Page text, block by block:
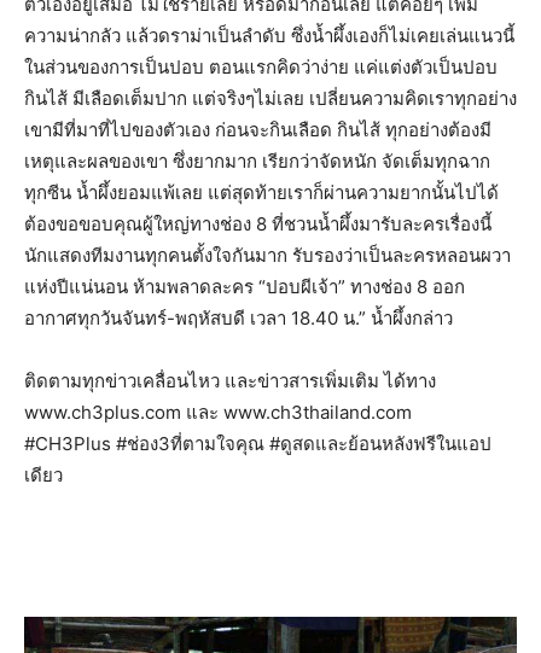
ความน่ากลัว แล้วดราม่าเป็นลำดับ ซึ่งน้ำผึ้งเองก็ไม่เคยเล่นแนวนี้
ในส่วนของการเป็นปอบ ตอนแรกคิดว่าง่าย แค่แต่งตัวเป็นปอบ
กินไส้ มีเลือดเต็มปาก แต่จริงๆไม่เลย เปลี่ยนความคิดเราทุกอย่าง
เขามีที่มาที่ไปของตัวเอง ก่อนจะกินเลือด กินไส้ ทุกอย่างต้องมี
เหตุและผลของเขา ซึ่งยากมาก เรียกว่าจัดหนัก จัดเต็มทุกฉาก
ทุกซีน น้ำผึ้งยอมแพ้เลย แต่สุดท้ายเราก็ผ่านความยากนั้นไปได้
ต้องขอขอบคุณผู้ใหญ่ทางช่อง 8 ที่ชวนน้ำผึ้งมารับละครเรื่องนี้
นักแสดงทีมงานทุกคนตั้งใจกันมาก รับรองว่าเป็นละครหลอนผวา
แห่งปีแน่นอน ห้ามพลาดละคร “ปอบผีเจ้า” ทางช่อง 8 ออก
อากาศทุกวันจันทร์-พฤหัสบดี เวลา 18.40 น.” น้ำผึ้งกล่าว
ติดตามทุกข่าวเคลื่อนไหว และข่าวสารเพิ่มเติม ได้ทาง
www.ch3plus.com และ www.ch3thailand.com
#CH3Plus #ช่อง3ที่ตามใจคุณ #ดูสดและย้อนหลังฟรีในแอป
เดียว